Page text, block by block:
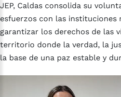
JEP, Caldas consolida su
esfuerzos con las instituciones
garantizar los derechos de las
territorio donde la verdad, la
la base de una paz estable y